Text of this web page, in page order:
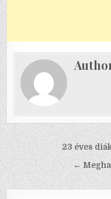
Bejegyzés
navigáció
23 éves
←